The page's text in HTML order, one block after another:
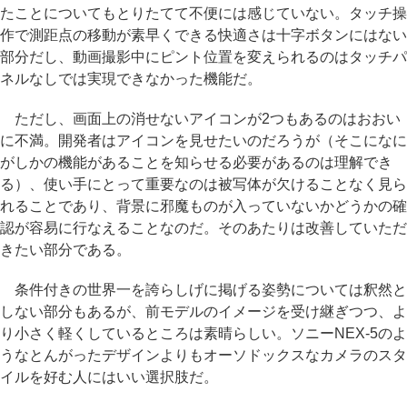
たことについてもとりたてて不便には感じていない。タッチ操
作で測距点の移動が素早くできる快適さは十字ボタンにはない
部分だし、動画撮影中にピント位置を変えられるのはタッチパ
ネルなしでは実現できなかった機能だ。
ただし、画面上の消せないアイコンが2つもあるのはおおい
に不満。開発者はアイコンを見せたいのだろうが（そこになに
がしかの機能があることを知らせる必要があるのは理解でき
る）、使い手にとって重要なのは被写体が欠けることなく見ら
れることであり、背景に邪魔ものが入っていないかどうかの確
認が容易に行なえることなのだ。そのあたりは改善していただ
きたい部分である。
条件付きの世界一を誇らしげに掲げる姿勢については釈然と
しない部分もあるが、前モデルのイメージを受け継ぎつつ、よ
り小さく軽くしているところは素晴らしい。ソニーNEX-5のよ
うなとんがったデザインよりもオーソドックスなカメラのスタ
イルを好む人にはいい選択肢だ。